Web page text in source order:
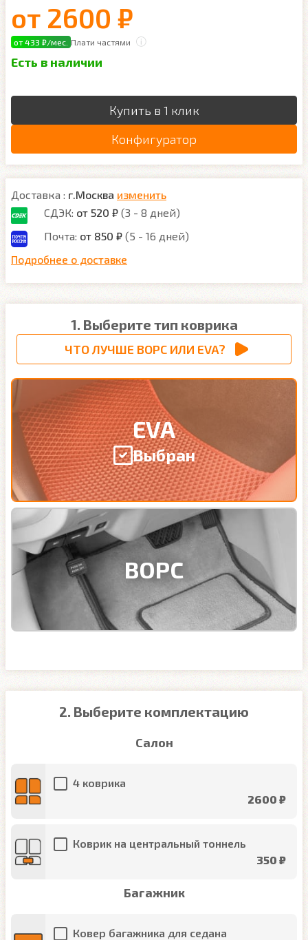
от 2600 ₽
от 433 ₽/мес. Плати частями
Есть в наличии
Купить в 1 клик
Конфигуратор
Доставка : г.Москва изменить
СДЭК: от 520 ₽ (3 - 8 дней)
Почта: от 850 ₽ (5 - 16 дней)
Подробнее о доставке
1. Выберите тип коврика
ЧТО ЛУЧШЕ ВОРС ИЛИ EVA?
EVA
Выбран
ВОРС
2. Выберите комплектацию
Салон
4 коврика
2600 ₽
Коврик на центральный тоннель
350 ₽
Багажник
Ковер багажника для седана